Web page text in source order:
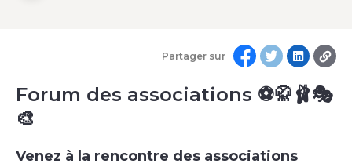
Partager sur
Forum des associations ⚽🥋🩰🎭
🎨
Venez à la rencontre des associations